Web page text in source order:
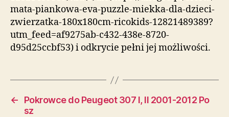
mata-piankowa-eva-puzzle-miekka-dla-dzieci-
zwierzatka-180x180cm-ricokids-12821489389?
utm_feed=af9275ab-c432-438e-8720-
d95d25ccbf53) i odkrycie pełni jej możliwości.
←
Pokrowce do Peugeot 307 I, II 2001-2012 Po
sz